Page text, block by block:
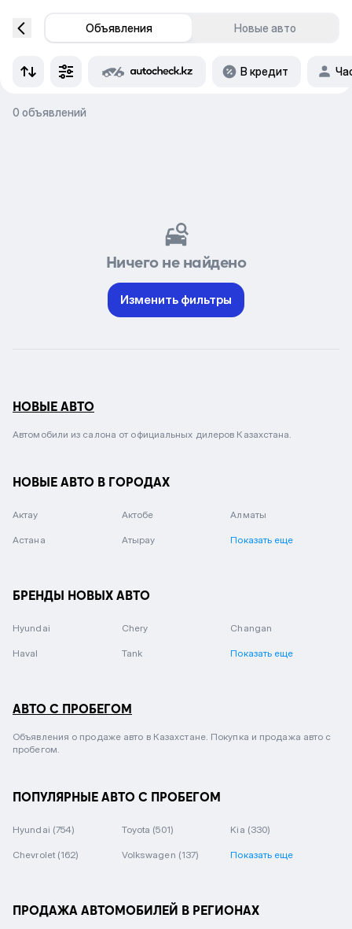
Объявления Новые авто
В кредит
0 объявлений
Ничего не найдено
Изменить фильтры
НОВЫЕ АВТО
Автомобили из салона от официальных дилеров Казахстана.
НОВЫЕ АВТО В ГОРОДАХ
Актау Актобе Алматы
Астана Атырау Показать еще
БРЕНДЫ НОВЫХ АВТО
Hyundai Chery Changan
Haval Tank Показать еще
АВТО С ПРОБЕГОМ
Объявления о продаже авто в Казахстане. Покупка и продажа авто с
пробегом.
ПОПУЛЯРНЫЕ АВТО С ПРОБЕГОМ
Hyundai (754) Toyota (501) Kia (330)
Chevrolet (162) Volkswagen (137) Показать еще
ПРОДАЖА АВТОМОБИЛЕЙ В РЕГИОНАХ